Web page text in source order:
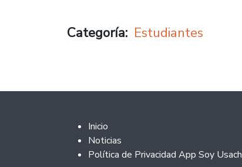
Categoría Estudiantes
Footer 2
Inicio
Noticias
Política de Privacidad App Soy Usach